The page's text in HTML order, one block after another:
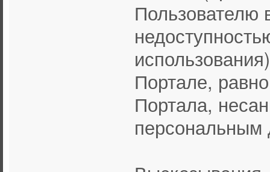
Пользователю
Портале,
Портала,
персональным